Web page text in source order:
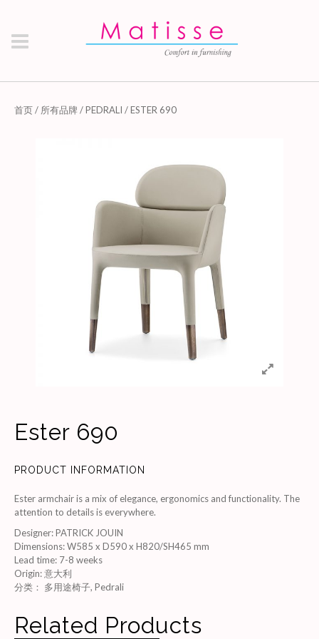
首页/ 所有品牌 /PEDRALI / ESTER 690
Ester 690
PRODUCT INFORMATION
Ester armchair is a mix of elegance, ergonomics and functionality. The
attention to details is everywhere.
Designer:PATRICK JOUIN
Dimensions:W585 x D590 x H820/SH465 mm
Lead time: 7-8 weeks
Origin:意大利
分类： 多用途椅子, Pedrali
Related Products